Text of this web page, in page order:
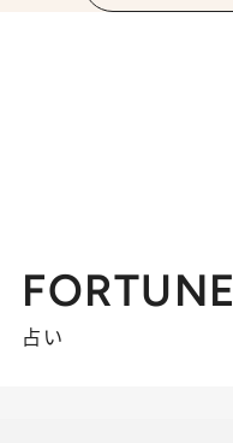
FORTUNE
占い